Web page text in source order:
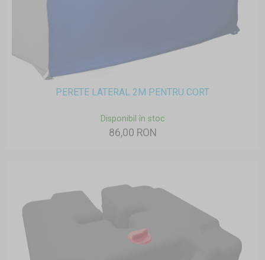
PERETE LATERAL 2M PENTRU CORT
Disponibil în stoc
86,00 RON